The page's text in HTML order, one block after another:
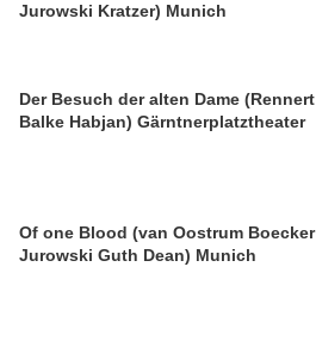
Jurowski Kratzer) Munich
Der Besuch der alten Dame (Rennert
Balke Habjan) Gärntnerplatztheater
Of one Blood (van Oostrum Boecker
Jurowski Guth Dean) Munich